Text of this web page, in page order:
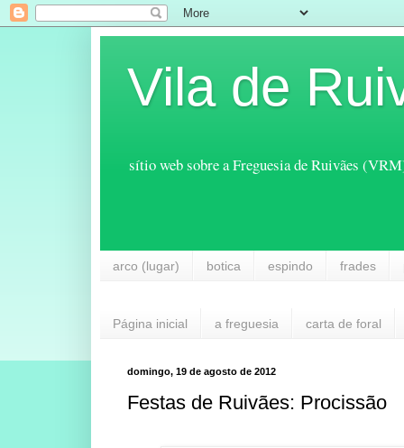
Vila de
sítio web sobre a Freguesia de Ruivães
arco (lugar) botica espindo frades
Página inicial a freguesia carta de foral
domingo, 19 de agosto de 2012
Festas de Ruivães: Procissão